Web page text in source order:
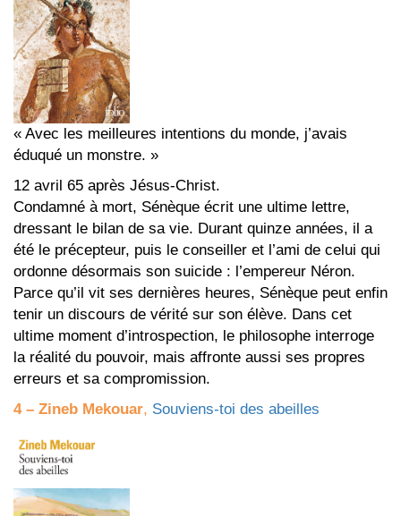
« Avec les meilleures intentions du monde, j’avais
éduqué un monstre. »
12 avril 65 après Jésus-Christ.
Condamné à mort, Sénèque écrit une ultime lettre,
dressant le bilan de sa vie. Durant quinze années, il a
été le précepteur, puis le conseiller et l’ami de celui qui
ordonne désormais son suicide : l’empereur Néron.
Parce qu’il vit ses dernières heures, Sénèque peut enfin
tenir un discours de vérité sur son élève. Dans cet
ultime moment d’introspection, le philosophe interroge
la réalité du pouvoir, mais affronte aussi ses propres
erreurs et sa compromission.
4 – Zineb Mekouar, Souviens-toi des abeilles